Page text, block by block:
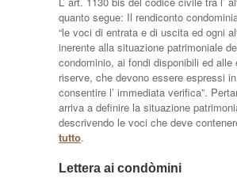
quanto segue: Il rendiconto
“le voci di entrata e di uscita ed ogni
inerente alla situazione patrimoniale
condominio, ai fondi disponibili ed alle
riserve, che devono essere espressi
consentire l’ immediata verifica”.
arriva a definire la situazione
descrivendo le voci che deve
tutto.
Lettera ai condòmini